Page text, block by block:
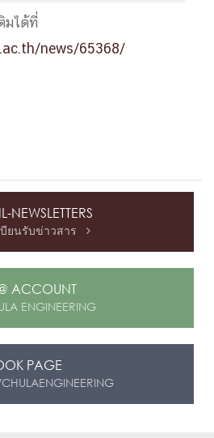
มได้ที่
news/65368/
NEWSLETTERS
บียนรับข่าวสาร 
ACCOUNT
ENGINEERING
PAGE